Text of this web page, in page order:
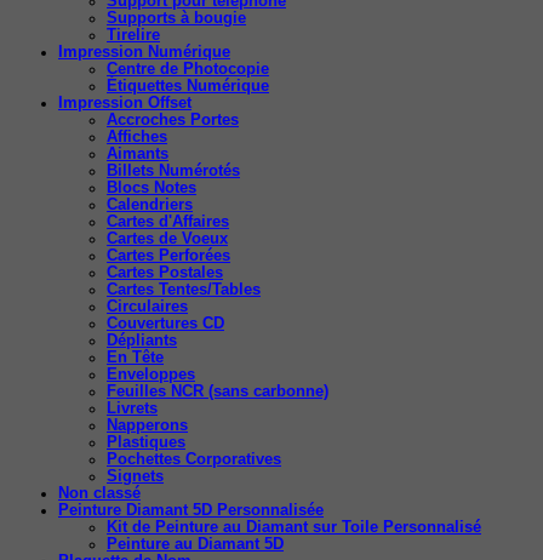
Supports à bougie
Tirelire
Impression Numérique
Centre de Photocopie
Étiquettes Numérique
Impression Offset
Accroches Portes
Affiches
Aimants
Billets Numérotés
Blocs Notes
Calendriers
Cartes d'Affaires
Cartes de Voeux
Cartes Perforées
Cartes Postales
Cartes Tentes/Tables
Circulaires
Couvertures CD
Dépliants
En Tête
Enveloppes
Feuilles NCR (sans carbonne)
Livrets
Napperons
Plastiques
Pochettes Corporatives
Signets
Non classé
Peinture Diamant 5D Personnalisée
Kit de Peinture au Diamant sur Toile Personnalisé
Peinture au Diamant 5D